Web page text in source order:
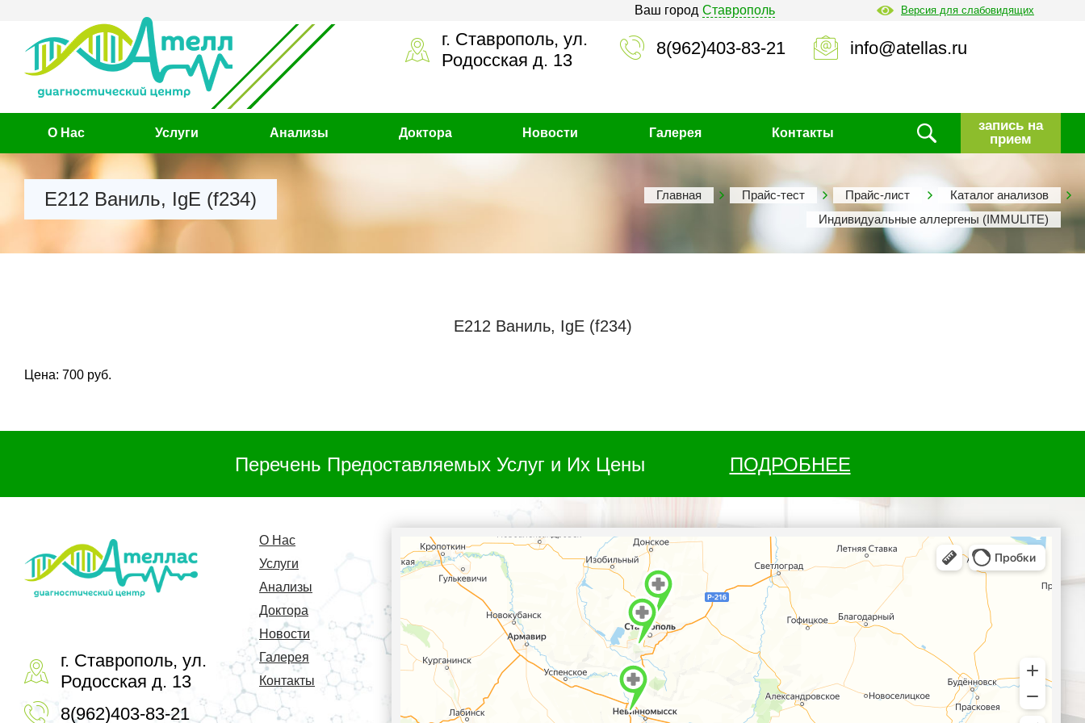
Ваш город Ставрополь Версия для слабовидящих
г. Ставрополь, ул.
Родосская д. 13
8(962)403-83-21 info@atellas.ru
О Нас Услуги Анализы Доктора Новости Галерея Контакты
запись на
прием
Е212 Ваниль, IgE (f234) Главная Прайс-тест Прайс-лист
Каталог анализов
Индивидуальные аллергены (IMMULITE)
Е212 Ваниль, IgE (f234)
Цена: 700 руб.
Перечень Предоставляемых Услуг и Их Цены ПОДРОБНЕЕ
г. Ставрополь, ул.
Родосская д. 13
8(962)403-83-21
О Нас
Услуги
Анализы
Доктора
Новости
Галерея
Контакты